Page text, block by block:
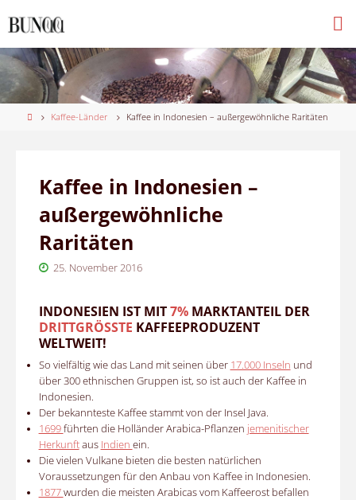
to
HomeKaffee-Länder Kaffee in Indonesien – außergewöhnliche Raritäten
Kaffee in Indonesien –
außergewöhnliche
Raritäten
25. November 2016
INDONESIEN IST MIT7%MARKTANTEIL DER
DRITTGRÖSSTE KAFFEEPRODUZENT
WELTWEIT!
So vielfältig wie das Land mit seinen über 17.000 Inseln und
über 300 ethnischen Gruppen ist, so ist auch der Kaffee in
Indonesien.
Der bekannteste Kaffee stammt von der Insel Java.
1699führten die Holländer Arabica-Pflanzen jemenitischer
Herkunftaus Indien ein.
Die vielen Vulkane bieten die besten natürlichen
Voraussetzungen für den Anbau von Kaffee in Indonesien.
1877wurden die meisten Arabicas vom Kaffeerost befallen